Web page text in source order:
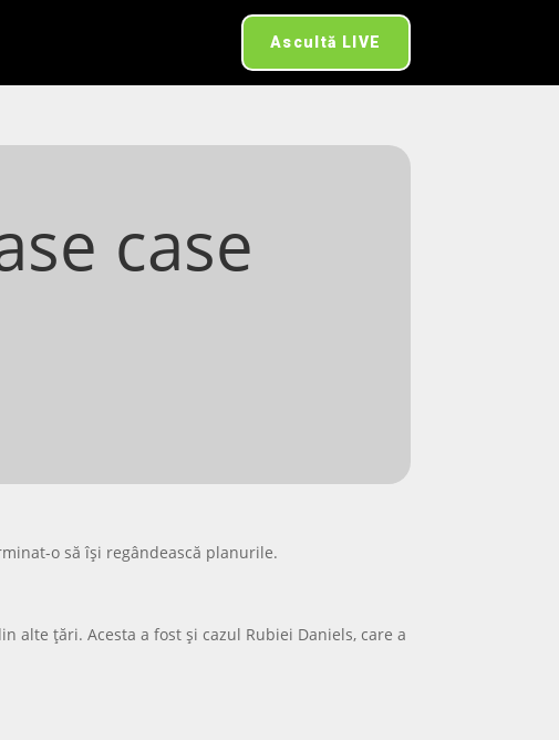
Ascultă LIVE
case
o să își regândească planurile.
alte țări. Acesta a fost și cazul Rubiei Daniels, care a